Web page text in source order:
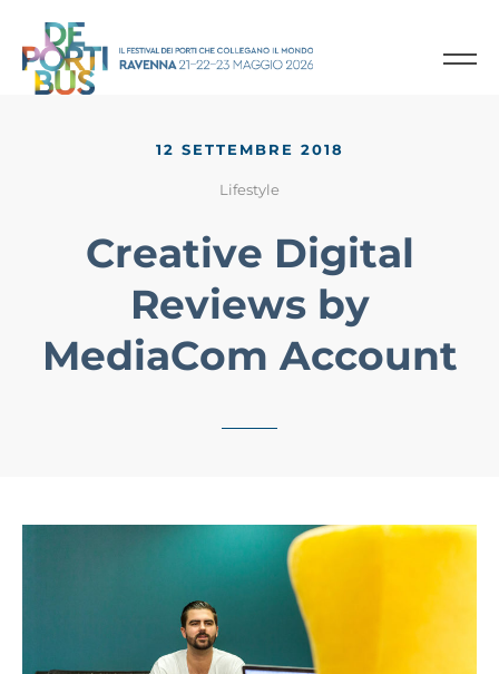
12 SETTEMBRE 2018
Lifestyle
Creative Digital
Reviews by
MediaCom Account